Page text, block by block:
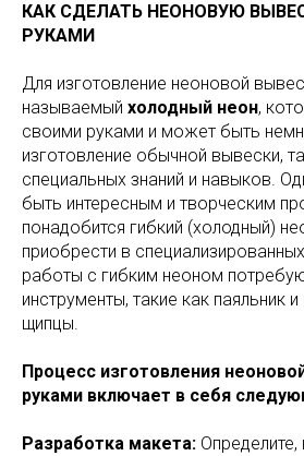
КАК СДЕЛАТЬ НЕОНОВУЮ
РУКАМИ
Для изготовление неоновой
называемый холодный неон,
своими руками и может быть
изготовление обычной вывески,
специальных знаний и навыков.
быть интересным и творческим
понадобится гибкий (холодный)
приобрести в
работы с гибким неоном
инструменты, такие как паяльник
щипцы.
Процесс изготовления
руками включает в себя
Разработка макета: